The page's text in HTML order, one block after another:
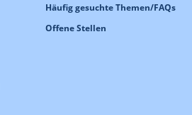
Häufig gesuchte Themen/FAQs
Offene Stellen